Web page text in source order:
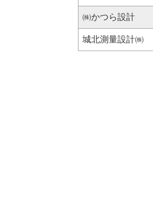
㈱かつら設計
城北測量設計㈱